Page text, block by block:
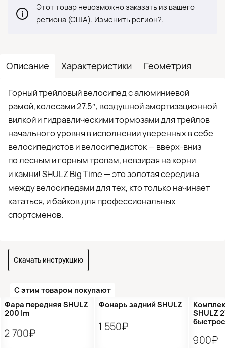
Описание Характеристики Геометрия
Горный трейловый велосипед с алюминиевой
рамой, колесами 27.5″, воздушной амортизационной
вилкой и гидравлическими тормозами для трейлов
начального уровня в исполнении уверенных в себе
велосипедистов и велосипедисток — вверх-вниз
по лесным и горным тропам, невзирая на корни
и камни! SHULZ Big Time — это золотая середина
между велосипедами для тех, кто только начинает
кататься, и байков для профессиональных
спортсменов.
Скачать инструкцию
С этим товаром покупают
Фара передняя SHULZ
200 lm
2 700₽
Фонарь задний SHULZ
1 550₽
SHULZ
900₽
Этот товар невозможно заказать из вашего
региона (США). Изменить регион?.